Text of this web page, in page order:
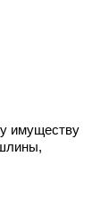
имуществу